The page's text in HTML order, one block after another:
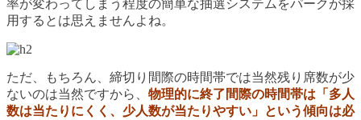
率が変わってしまう程度の簡単な抽選システムをパークが採
用するとは思えませんよね。
ただ、もちろん、締切り間際の時間帯では当然残り席数が少
ないのは当然ですから、 物理的に終了間際の時間帯は「多人
数は当たりにくく、少人数が当たりやすい」という傾向は必